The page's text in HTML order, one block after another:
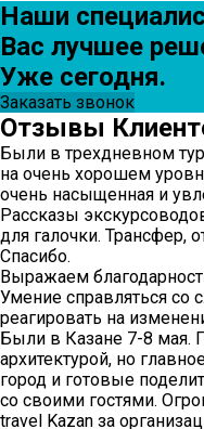
Наши
Вас лучшее
Уже сегодня.
Заказать звонок
Отзывы
Были в трехдневном
на очень хорошем
очень насыщенная и
Рассказы
для галочки. Трансфер,
Спасибо.
Выражаем
Умение справляться
реагировать на
Были в Казане 7-8 мая.
архитектурой, но
город и готовые
со своими гостями.
travel Kazan за